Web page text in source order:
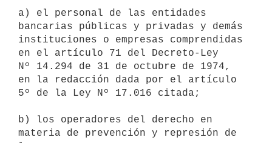
a) el personal de las entidades
bancarias públicas y privadas y demás
instituciones o empresas comprendidas
en el artículo 71 del Decreto-Ley
Nº 14.294 de 31 de octubre de 1974,
en la redacción dada por el artículo
5º de la Ley Nº 17.016 citada;
b) los operadores del derecho en
materia de prevención y represión de